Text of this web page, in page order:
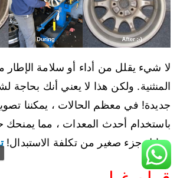
لا شيء يقلل من أداء أو سلامة الإطار
المنثنية. ولكن هذا لا يعني أنك بحاجة
جديدة! في معظم الحالات ، يمكننا
باستخدام أحدث المعدات ، مما يمنحك
مقابل جزء صغير من تكلفة الاستبدال!